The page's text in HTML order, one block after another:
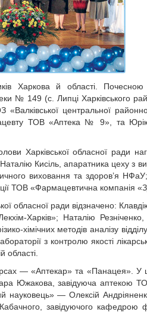
Харкова й області.
№ 149 (с. Липці Харківського
центральної районної
ТОВ «Аптека № 9», та
Харківської обласної ради
Кисіль, апаратника цеху з
виховання та здоров’я
ТОВ «Фармацевтична компанія
обласної ради відзначено:
Харків»; Наталію Резніченко,
хімічних методів аналізу
з контролю якості
області.
— «Аптекар» та «Панацея». У
Южакова, завідуюча аптекою
— Олексій
завідуючого кафедрою